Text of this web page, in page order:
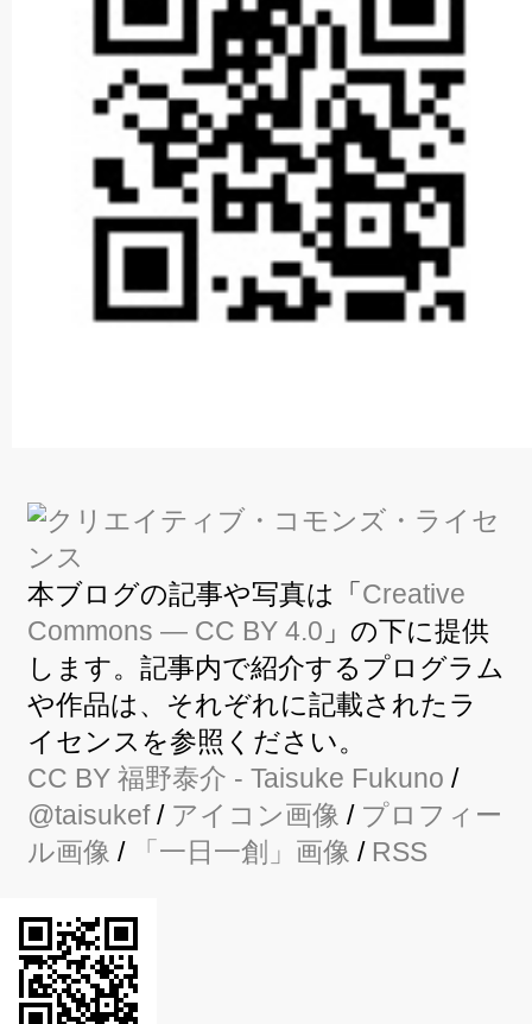
本ブログの記事や写真は「 Creative
Commons — CC BY 4.0 」の下に提供
します。記事内で紹介するプログラム
や作品は、それぞれに記載されたラ
イセンスを参照ください。
CC BY 福野泰介 - Taisuke Fukuno /
@taisukef/ アイコン画像 / プロフィー
ル画像 / 「一日一創」画像 / RSS